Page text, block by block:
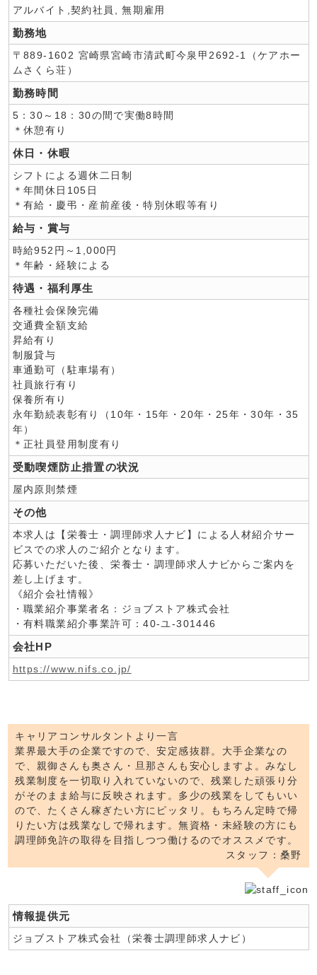
アルバイト,契約社員, 無期雇用
勤務地
〒889-1602 宮崎県宮崎市清武町今泉甲2692-1（ケアホー
ムさくら荘）
勤務時間
5：30～18：30の間で実働8時間
＊休憩有り
休日・休暇
シフトによる週休二日制
＊年間休日105日
＊有給・慶弔・産前産後・特別休暇等有り
給与・賞与
時給952円～1,000円
＊年齢・経験による
待遇・福利厚生
各種社会保険完備
交通費全額支給
昇給有り
制服貸与
車通勤可（駐車場有）
社員旅行有り
保養所有り
永年勤続表彰有り（10年・15年・20年・25年・30年・35
年）
＊正社員登用制度有り
受動喫煙防止措置の状況
屋内原則禁煙
その他
本求人は【栄養士・調理師求人ナビ】による人材紹介サー
ビスでの求人のご紹介となります。
応募いただいた後、栄養士・調理師求人ナビからご案内を
差し上げます。
《紹介会社情報》
・職業紹介事業者名：ジョブストア株式会社
・有料職業紹介事業許可：40-ユ-301446
会社HP
https://www.nifs.co.jp/
キャリアコンサルタントより一言
業界最大手の企業ですので、安定感抜群。大手企業なの
で、親御さんも奥さん・旦那さんも安心しますよ。みなし
残業制度を一切取り入れていないので、残業した頑張り分
がそのまま給与に反映されます。多少の残業をしてもいい
ので、たくさん稼ぎたい方にピッタリ。もちろん定時で帰
りたい方は残業なしで帰れます。無資格・未経験の方にも
調理師免許の取得を目指しつつ働けるのでオススメです。
スタッフ：桑野
情報提供元
ジョブストア株式会社（栄養士調理師求人ナビ）